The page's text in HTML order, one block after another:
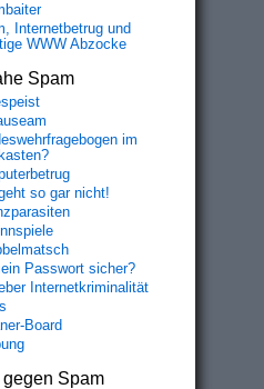
Internetbetrug und
WWW Abzocke
Spam
im
so gar nicht!
Passwort sicher?
Internetkriminalität
Board
gegen Spam